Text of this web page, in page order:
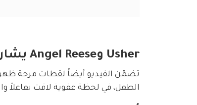
Usher وAngel Reese يشاركان في تخمين جنس المولود
الطفل، في لحظة عفوية لاقت تفاعلاً